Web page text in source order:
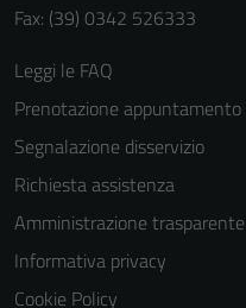
Fax: (39) 0342 526333
Leggi le FAQ
Prenotazione appuntamento
Segnalazione disservizio
Richiesta assistenza
Amministrazione trasparente
Informativa privacy
Cookie Policy